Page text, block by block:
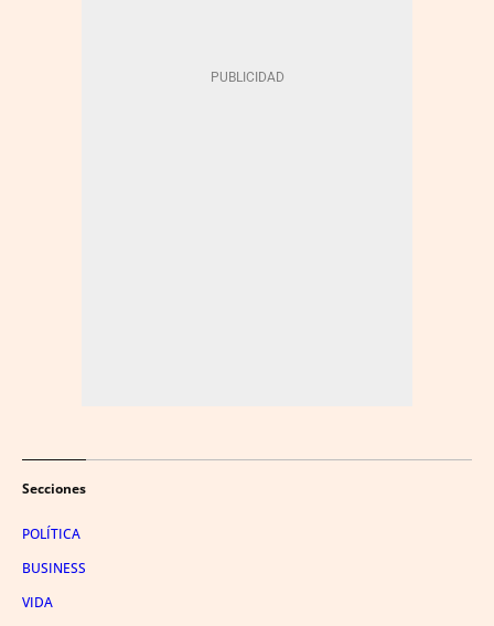
Secciones
POLÍTICA
BUSINESS
VIDA